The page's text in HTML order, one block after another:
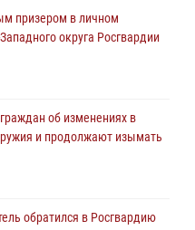
призером в личном
округа Росгвардии
об изменениях в
и продолжают изымать
обратился в Росгвардию